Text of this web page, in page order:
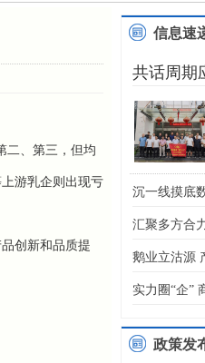
二、第三，但均
游乳企则出现亏
创新和品质提
信息速
共话周期
沉一线摸底
汇聚多方合
鹅业立沽源
实力圈“企”
政策发